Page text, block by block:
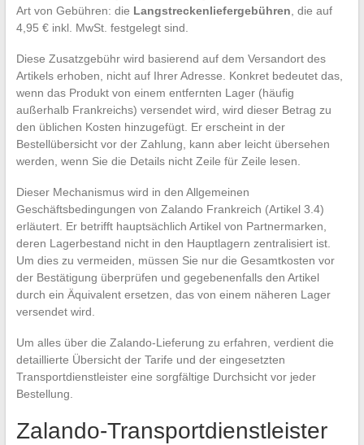
Art von Gebühren: die Langstreckenliefergebühren , die auf
4,95 € inkl. MwSt. festgelegt sind.
Diese Zusatzgebühr wird basierend auf dem Versandort des
Artikels erhoben, nicht auf Ihrer Adresse. Konkret bedeutet das,
wenn das Produkt von einem entfernten Lager (häufig
außerhalb Frankreichs) versendet wird, wird dieser Betrag zu
den üblichen Kosten hinzugefügt. Er erscheint in der
Bestellübersicht vor der Zahlung, kann aber leicht übersehen
werden, wenn Sie die Details nicht Zeile für Zeile lesen.
Dieser Mechanismus wird in den Allgemeinen
Geschäftsbedingungen von Zalando Frankreich (Artikel 3.4)
erläutert. Er betrifft hauptsächlich Artikel von Partnermarken,
deren Lagerbestand nicht in den Hauptlagern zentralisiert ist.
Um dies zu vermeiden, müssen Sie nur die Gesamtkosten vor
der Bestätigung überprüfen und gegebenenfalls den Artikel
durch ein Äquivalent ersetzen, das von einem näheren Lager
versendet wird.
Um alles über die Zalando-Lieferung zu erfahren, verdient die
detaillierte Übersicht der Tarife und der eingesetzten
Transportdienstleister eine sorgfältige Durchsicht vor jeder
Bestellung.
Zalando-Transportdienstleister